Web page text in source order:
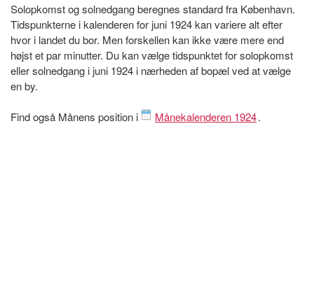
Solopkomst og solnedgang beregnes standard fra København.
Tidspunkterne i kalenderen for juni 1924 kan variere alt efter
hvor i landet du bor. Men forskellen kan ikke være mere end
højst et par minutter. Du kan vælge tidspunktet for solopkomst
eller solnedgang i juni 1924 i nærheden af bopæl ved at vælge
en by.
Find også Månens position i Månekalenderen 1924.